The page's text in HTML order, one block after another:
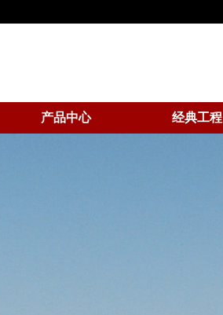
产品中心 经典工程